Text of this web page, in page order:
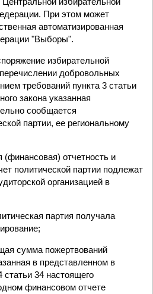
При этом может
автоматизированная
"Выборы".
избирательной
добровольных
требований пункта 3 статьи
закона указанная
сообщается
партии, ее региональному
(финансовая) отчетность и
политической партии подлежат
организацией в
партия получала
сумма пожертвований
в представленном в
статьи 34 настоящего
финансовом отчете